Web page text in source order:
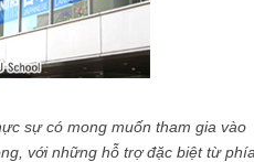
sự có mong muốn tham gia vào
với những hỗ trợ đặc biệt từ phía